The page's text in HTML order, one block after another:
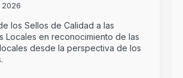
2026
los Sellos de Calidad a las
Locales en reconocimiento de las
desde la perspectiva de los